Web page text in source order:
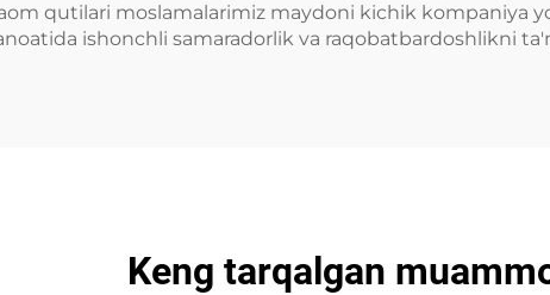
qutilari moslamalarimiz maydoni kichik kompaniya
ishonchli samaradorlik va raqobatbardoshlikni
Keng tarqalgan